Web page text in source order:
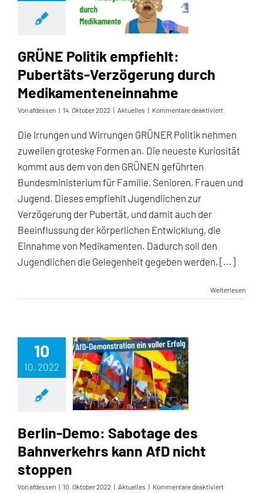
GRÜNE Politik empfiehlt:
Pubertäts-Verzögerung durch
Medikamenteneinnahme
Vonafdessen | 14. Oktober 2022 | Aktuelles | Kommentare deaktiviertfür
empfiehlt:
Pubertäts-
Die Irrungen und Wirrungen GRÜNER Politik nehmen
zuweilen groteske Formen an. Die neueste Kuriosität
kommt aus dem von den GRÜNEN geführten
Bundesministerium für Familie, Senioren, Frauen und
Jugend. Dieses empfiehlt Jugendlichen zur
Verzögerung der Pubertät, und damit auch der
Beeinflussung der körperlichen Entwicklung, die
Einnahme von Medikamenten. Dadurch soll den
Jugendlichen die Gelegenheit gegeben werden, [...]
Weiterlesen
10
10, 2022
Berlin-Demo: Sabotage des
Bahnverkehrs kann AfD nicht
stoppen
Vonafdessen | 10. Oktober 2022 | Aktuelles | Kommentare deaktiviertfür